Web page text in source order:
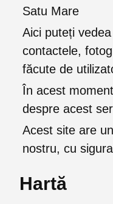
Satu Mare
Aici puteți
contactele,
făcute de
În acest
despre acest
Acest site are
nostru, cu
Hartă